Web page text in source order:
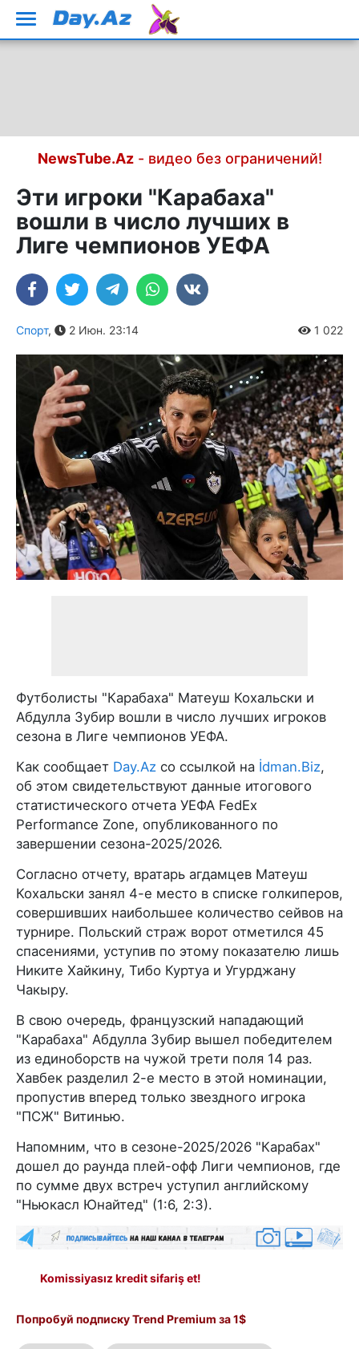
NewsTube.Az- видео без ограничений!
Эти игроки "Карабаха"
вошли в число лучших в
Лиге чемпионов УЕФА
Спорт, 2 Июн. 23:14 1 022
Футболисты "Карабаха" Матеуш Кохальски и
Абдулла Зубир вошли в число лучших игроков
сезона в Лиге чемпионов УЕФА.
Как сообщает Day.Az со ссылкой на İdman.Biz,
об этом свидетельствуют данные итогового
статистического отчета УЕФА FedEx
Performance Zone, опубликованного по
завершении сезона-2025/2026.
Согласно отчету, вратарь агдамцев Матеуш
Кохальски занял 4-е место в списке голкиперов,
совершивших наибольшее количество сейвов на
турнире. Польский страж ворот отметился 45
спасениями, уступив по этому показателю лишь
Никите Хайкину, Тибо Куртуа и Угурджану
Чакыру.
В свою очередь, французский нападающий
"Карабаха" Абдулла Зубир вышел победителем
из единоборств на чужой трети поля 14 раз.
Хавбек разделил 2-е место в этой номинации,
пропустив вперед только звездного игрока
"ПСЖ" Витинью.
Напомним, что в сезоне-2025/2026 "Карабах"
дошел до раунда плей-офф Лиги чемпионов, где
по сумме двух встреч уступил английскому
"Ньюкасл Юнайтед" (1:6, 2:3).
Komissiyasız kredit sifariş et!
Попробуй подписку Trend Premium за 1$